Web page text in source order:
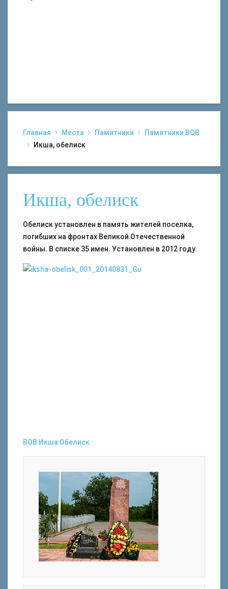
Главная Места Памятники
Памятники ВОВ
Икша, обелиск
Икша, обелиск
Обелиск установлен в память жителей поселка,
погибших на фронтах Великой Отечественной
войны. В списке 35 имен. Установлен в 2012 году.
ВОВ Икша Обелиск